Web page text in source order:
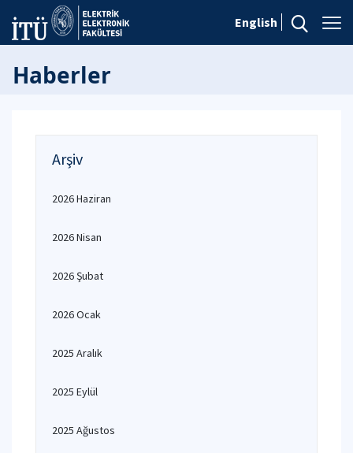
English
Haberler
Arşiv
2026 Haziran
2026 Nisan
2026 Şubat
2026 Ocak
2025 Aralık
2025 Eylül
2025 Ağustos